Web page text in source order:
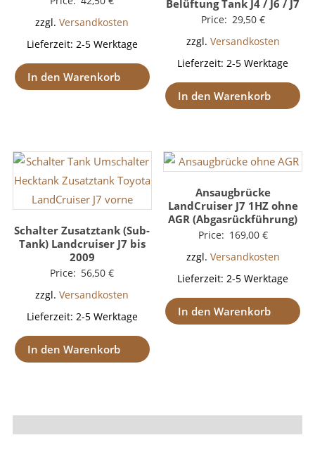
zzgl.Versandkosten
Lieferzeit: 2-5 Werktage
In den Warenkorb
Belüftung Tank J4 / J6 / J7
Price: 29,50 €
zzgl. Versandkosten
Lieferzeit:2-5 Werktage
In den Warenkorb
Schalter Zusatztank (Sub-
Tank) Landcruiser J7 bis
2009
Price: 56,50€
zzgl.Versandkosten
Lieferzeit: 2-5 Werktage
In den Warenkorb
Ansaugbrücke
LandCruiser J7 1HZ ohne
AGR (Abgasrückführung)
Price: 169,00 €
zzgl. Versandkosten
Lieferzeit:2-5 Werktage
In den Warenkorb